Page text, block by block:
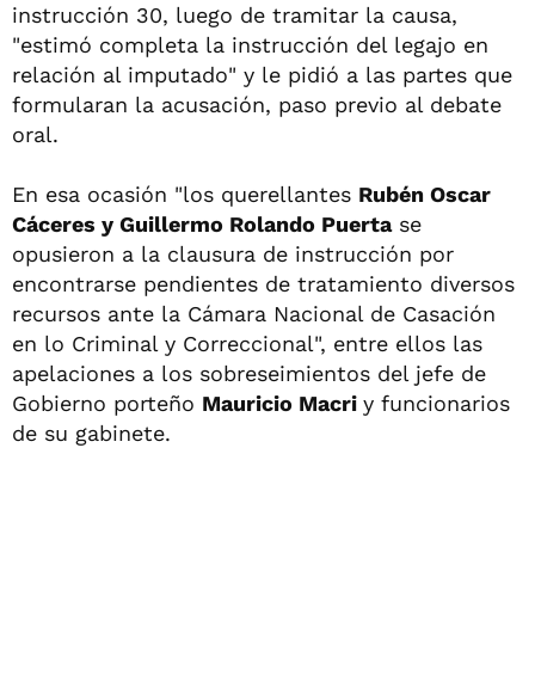
instrucción 30, luego de tramitar la causa,
"estimó completa la instrucción del legajo en
relación al imputado" y le pidió a las partes que
formularan la acusación, paso previo al debate
oral.
En esa ocasión "los querellantes Rubén Oscar
Cáceres y Guillermo Rolando Puertase
opusieron a la clausura de instrucción por
encontrarse pendientes de tratamiento diversos
recursos ante la Cámara Nacional de Casación
en lo Criminal y Correccional", entre ellos las
apelaciones a los sobreseimientos del jefe de
Gobierno porteño Mauricio Macri y funcionarios
de su gabinete.